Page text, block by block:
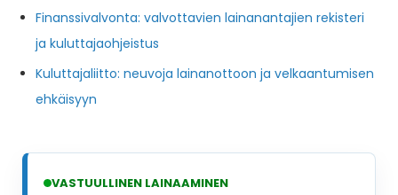
Finanssivalvonta: valvottavien lainanantajien rekisteri
ja kuluttajaohjeistus
Kuluttajaliitto: neuvoja lainanottoon ja velkaantumisen
ehkäisyyn
VASTUULLINEN LAINAAMINEN